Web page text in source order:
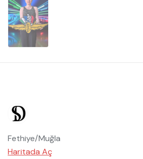
Fethiye/Muğla
Haritada Aç